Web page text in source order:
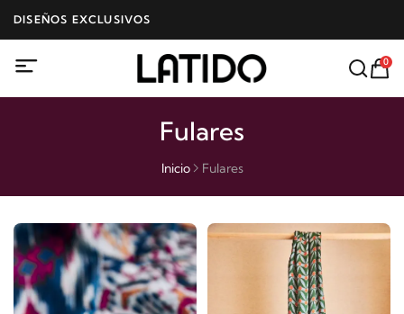
DISEÑOS EXCLUSIVOS
0
Fulares
Inicio Fulares